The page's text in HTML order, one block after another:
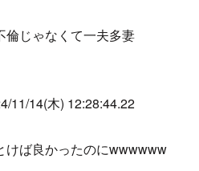
倫じゃなくて一夫多妻
11/14(木) 12:28:44.22
けば良かったのにwwwwww